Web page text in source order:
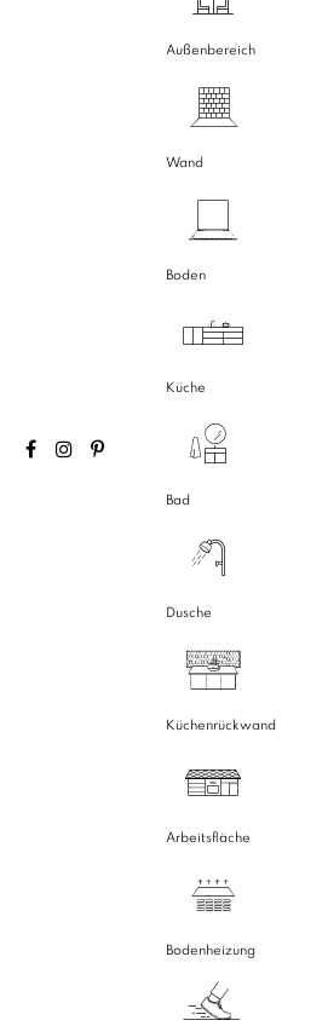
Außenbereich
Wand
Boden
Küche
Bad
Dusche
Küchenrückwand
Arbeitsfläche
Bodenheizung